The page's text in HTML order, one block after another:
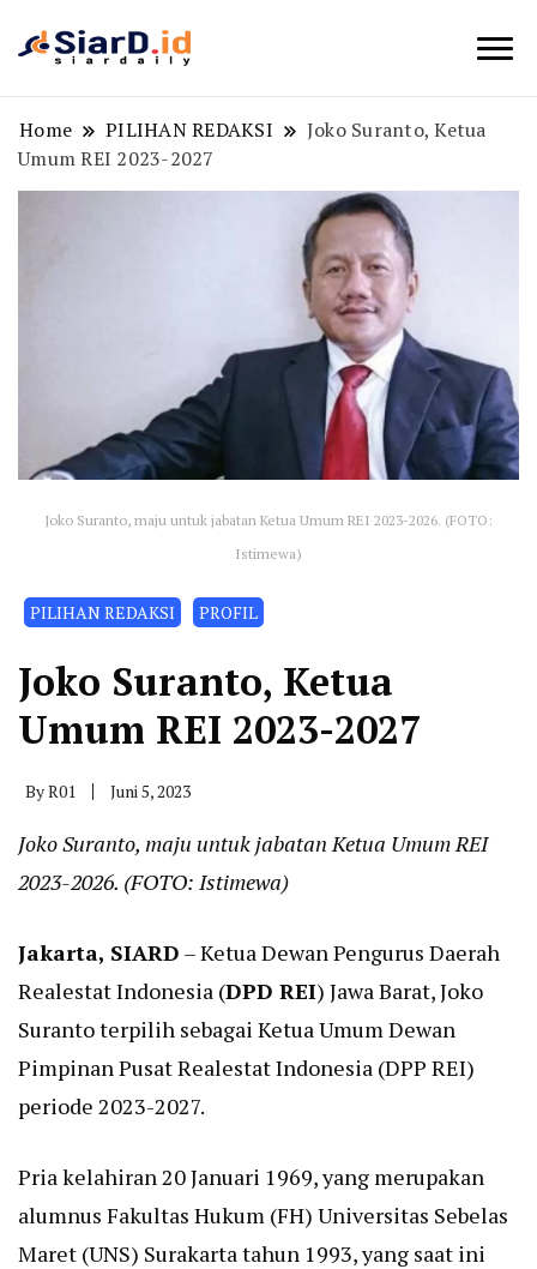
Home PILIHAN REDAKSI
Joko Suranto, Ketua
Umum REI 2023-2027
Joko Suranto, maju untuk jabatan Ketua Umum REI 2023-2026. (FOTO:
Istimewa)
PILIHAN REDAKSI PROFIL
Joko Suranto, Ketua
Umum REI 2023-2027
ByR01 Juni 5, 2023
Joko Suranto, maju untuk jabatan Ketua Umum REI
2023-2026. (FOTO: Istimewa)
Jakarta, SIARD – Ketua Dewan Pengurus Daerah
Realestat Indonesia (DPD REI) Jawa Barat, Joko
Suranto terpilih sebagai Ketua Umum Dewan
Pimpinan Pusat Realestat Indonesia (DPP REI)
periode 2023-2027.
Pria kelahiran 20 Januari 1969, yang merupakan
alumnus Fakultas Hukum (FH) Universitas Sebelas
Maret (UNS) Surakarta tahun 1993, yang saat ini